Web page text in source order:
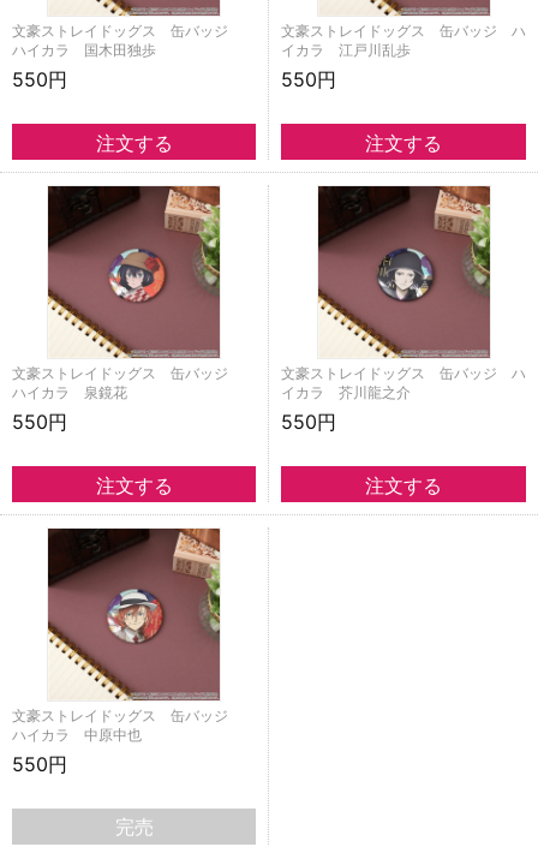
文豪ストレイドッグス 缶バッジ
ハイカラ 国木田独歩
550円
文豪ストレイドッグス 缶バッジ ハ
イカラ 江戸川乱歩
550円
文豪ストレイドッグス 缶バッジ
ハイカラ 泉鏡花
550円
文豪ストレイドッグス 缶バッジ ハ
イカラ 芥川龍之介
550円
文豪ストレイドッグス 缶バッジ
ハイカラ 中原中也
550円
完売